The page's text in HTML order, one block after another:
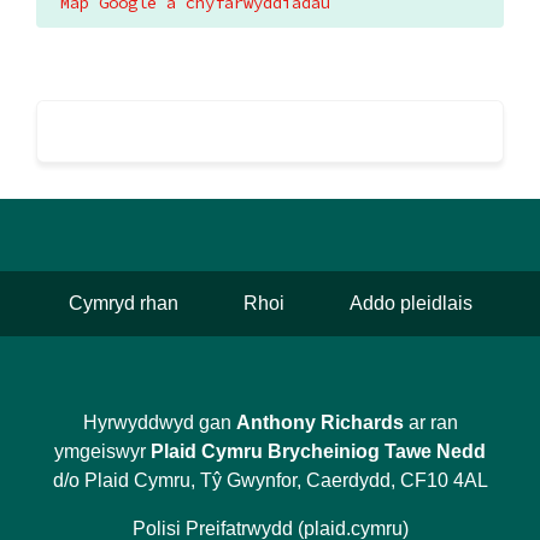
Cymryd rhan Rhoi Addo pleidlais
Hyrwyddwyd gan Anthony Richardsar ran
ymgeiswyr Plaid Cymru Brycheiniog Tawe Nedd
d/o Plaid Cymru, Tŷ Gwynfor, Caerdydd, CF10 4AL
Polisi Preifatrwydd (plaid.cymru)